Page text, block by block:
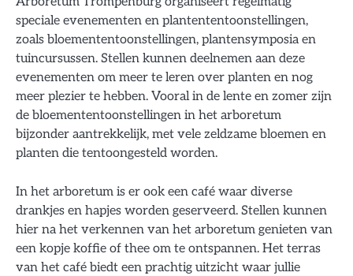
speciale evenementen en plantententoonstellingen,
zoals bloemententoonstellingen, plantensymposia en
tuincursussen. Stellen kunnen deelnemen aan deze
evenementen om meer te leren over planten en nog
meer plezier te hebben. Vooral in de lente en zomer zijn
de bloemententoonstellingen in het arboretum
bijzonder aantrekkelijk, met vele zeldzame bloemen en
planten die tentoongesteld worden.
In het arboretum is er ook een café waar diverse
drankjes en hapjes worden geserveerd. Stellen kunnen
hier na het verkennen van het arboretum genieten van
een kopje koffie of thee om te ontspannen. Het terras
van het café biedt een prachtig uitzicht waar jullie